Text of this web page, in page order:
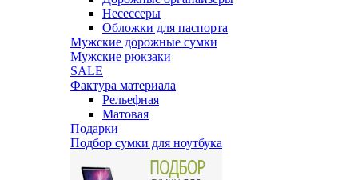
Несессеры
Обложки для паспорта
Мужские дорожные сумки
Мужские рюкзаки
SALE
Фактура материала
Рельефная
Матовая
Подарки
Подбор сумки для ноутбука